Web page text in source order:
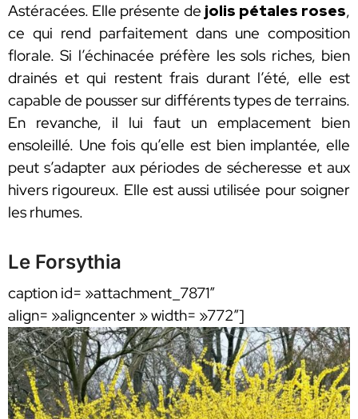
Astéracées. Elle présente de jolis pétales roses,
ce qui rend parfaitement dans une composition
florale. Si l’échinacée préfère les sols riches, bien
drainés et qui restent frais durant l’été, elle est
capable de pousser sur différents types de terrains.
En revanche, il lui faut un emplacement bien
ensoleillé. Une fois qu’elle est bien implantée, elle
peut s’adapter aux périodes de sécheresse et aux
hivers rigoureux. Elle est aussi utilisée pour soigner
les rhumes.
Le Forsythia
caption id= »attachment_7871″
align= »aligncenter » width= »772″]